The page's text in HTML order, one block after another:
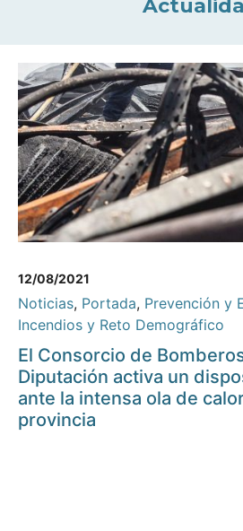
12/08/2021
Noticias, Portada, Prevención y
Incendios y Reto Demográfico
El Consorcio de
Diputación activa un
ante la intensa ola de
provincia